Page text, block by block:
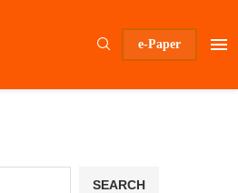
e-Paper
SEARCH